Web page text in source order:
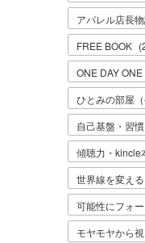
アパレル店長
FREE BOOK (
ONE DAY
ひとみの部屋
自己基盤・習
傾聴力・kincle
世界線を変える
可能性にフォ
モヤモヤから